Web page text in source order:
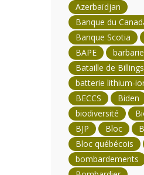
Azerbaïdjan
Banque du
Banque Scotia
BAPE
barbarie
Bataille de
batterie lithium-
BECCS
Biden
biodiversité
BJP
Bloc
Bloc québécois
bombardements